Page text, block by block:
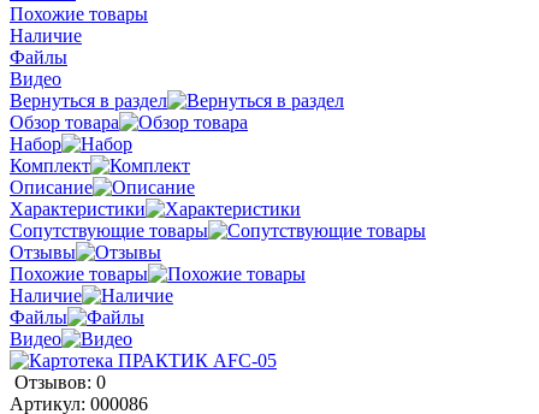
Похожие товары
Наличие
Файлы
Видео
Вернуться в раздел
Обзор товара
Набор
Комплект
Описание
Характеристики
Сопутствующие товары
Отзывы
Похожие товары
Наличие
Файлы
Видео
Отзывов: 0
Артикул: 000086